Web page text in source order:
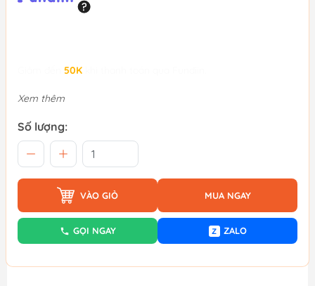
50K
Xem thêm
Số lượng:
VÀO GIỎ MUA NGAY
GỌI NGAY Z ZALO